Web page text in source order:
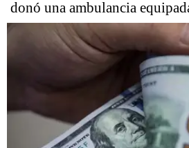
donó una ambulancia